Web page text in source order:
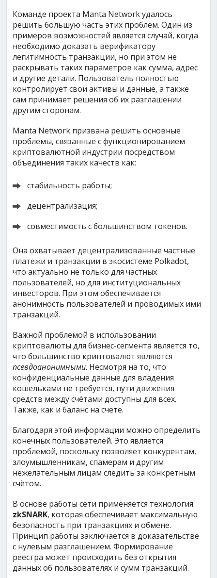
Команде проекта Manta Network удалось
решить большую часть этих проблем. Один из
примеров возможностей является случай, когда
необходимо доказать верификатору
легитимность транзакции, но при этом не
раскрывать таких параметров как сумма, адрес
и другие детали. Пользователь полностью
контролирует свои активы и данные, а также
сам принимает решения об их разглашении
другим сторонам.
Manta Network призвана решить основные
проблемы, связанные с функционированием
криптовалютной индустрии посредством
объединения таких качеств как:
стабильность работы;
децентрализация;
совместимость с большинством токенов.
Она охватывает децентрализованные частные
платежи и транзакции в экосистеме Polkadot,
что актуально не только для частных
пользователей, но для институциональных
инвесторов. При этом обеспечивается
анонимность пользователей и проводимых ими
транзакций.
Важной проблемой в использовании
криптовалюты для бизнес-сегмента является то,
что большинство криптовалют являются
псевдоанонимными. Несмотря на то, что
конфиденциальные данные для владения
кошельками не требуется, пути движения
средств между счётами доступны для всех.
Также, как и баланс на счёте.
Благодаря этой информации можно определить
конечных пользователей. Это является
проблемой, поскольку позволяет конкурентам,
злоумышленникам, спамерам и другим
нежелательным лицам следить за конкретным
счётом.
В основе работы сети применяется технология
zkSNARK, которая обеспечивает максимальную
безопасность при транзакциях и обмене.
Принцип работы заключается в доказательстве
с нулевым разглашением. Формирование
реестра может происходить без открытия
данных об пользователях и сумм транзакций.